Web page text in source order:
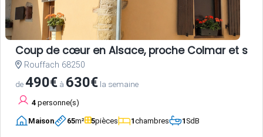
Coup de cœur en Alsace, proche Colmar et
Rouffach 68250
de490€ à 630€ la semaine
4 personne(s)
Maison 65m² 5pièces 1chambres 1SdB